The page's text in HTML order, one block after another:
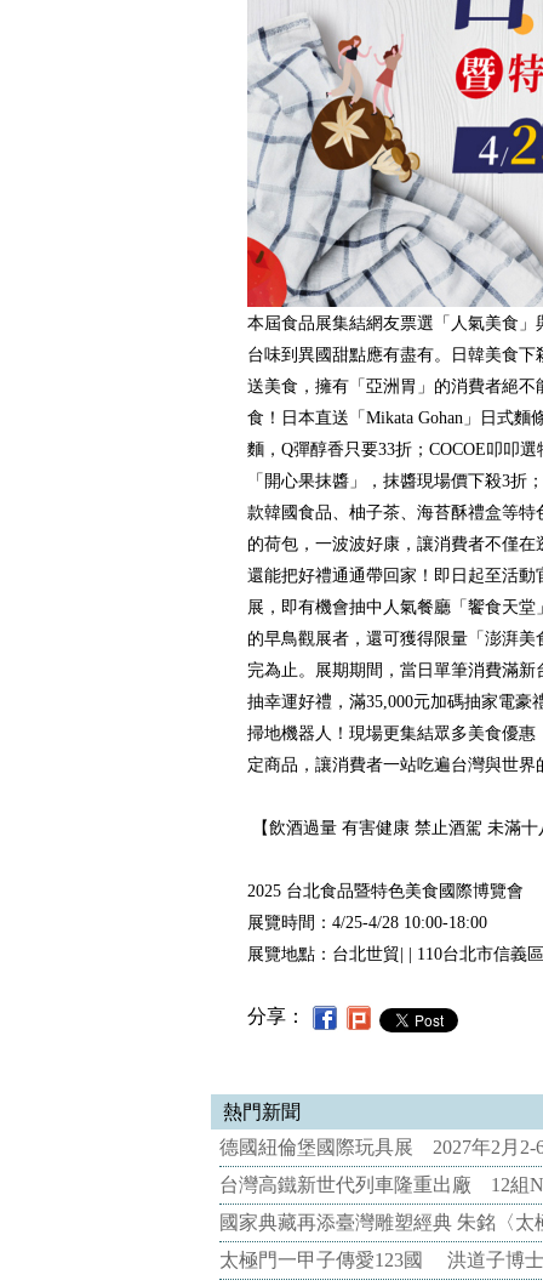
本屆食品展集結網友票選「人氣美食
台味到異國甜點應有盡有。日韓美食
送美食，擁有「亞洲胃」的消費者絕
食！日本直送「Mikata Gohan」日式麵
麵，Q彈醇香只要33折；COCOE叩叩
「開心果抹醬」，抹醬現場價下殺3折
款韓國食品、柚子茶、海苔酥禮盒等
的荷包，一波波好康，讓消費者不僅
還能把好禮通通帶回家！即日起至活
展，即有機會抽中人氣餐廳「饗食天堂
的早鳥觀展者，還可獲得限量「澎湃
完為止。展期期間，當日單筆消費滿新
抽幸運好禮，滿35,000元加碼抽家電豪
掃地機器人！現場更集結眾多美食優
定商品，讓消費者一站吃遍台灣與世界
【飲酒過量 有害健康 禁止酒駕 未滿
2025 台北食品暨特色美食國際博覽會
展覽時間：4/25-4/28 10:00-18:00
展覽地點：台北世貿| | 110台北市信義
分享：
熱門新聞
德國紐倫堡國際玩具展 2027年2月2-
台灣高鐵新世代列車隆重出廠 12組
國家典藏再添臺灣雕塑經典 朱銘〈
太極門一甲子傳愛123國 洪道子博